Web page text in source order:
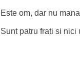
Este om, dar nu
Sunt patru frati si nici